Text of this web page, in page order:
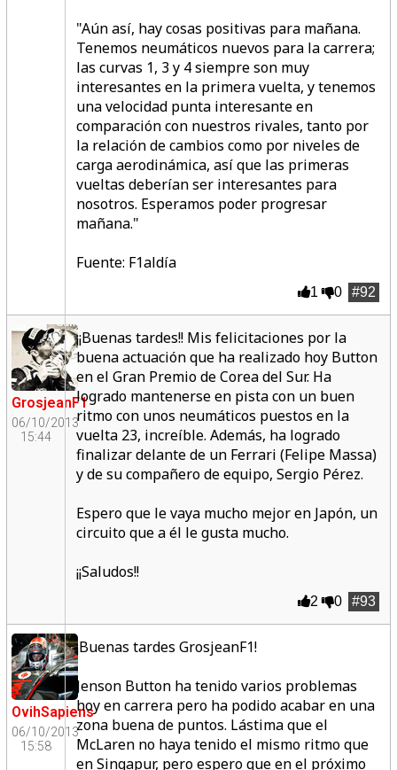
"Aún así, hay cosas positivas para mañana.
Tenemos neumáticos nuevos para la carrera;
las curvas 1, 3 y 4 siempre son muy
interesantes en la primera vuelta, y tenemos
una velocidad punta interesante en
comparación con nuestros rivales, tanto por
la relación de cambios como por niveles de
carga aerodinámica, así que las primeras
vueltas deberían ser interesantes para
nosotros. Esperamos poder progresar
mañana."
Fuente: F1aldía
#92
1 0
GrosjeanF1
06/10/2013
15:44
¡¡Buenas tardes!! Mis felicitaciones por la
buena actuación que ha realizado hoy Button
en el Gran Premio de Corea del Sur. Ha
logrado mantenerse en pista con un buen
ritmo con unos neumáticos puestos en la
vuelta 23, increíble. Además, ha logrado
finalizar delante de un Ferrari (Felipe Massa)
y de su compañero de equipo, Sergio Pérez.
Espero que le vaya mucho mejor en Japón, un
circuito que a él le gusta mucho.
¡¡Saludos!!
#93
2 0
OvihSapiens
06/10/2013
15:58
¡Buenas tardes GrosjeanF1!
Jenson Button ha tenido varios problemas
hoy en carrera pero ha podido acabar en una
zona buena de puntos. Lástima que el
McLaren no haya tenido el mismo ritmo que
en Singapur, pero espero que en el próximo